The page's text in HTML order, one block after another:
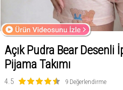
Açık Pudra Bear Desenli
Pijama Takımı
4.5
9 Değerlendirme